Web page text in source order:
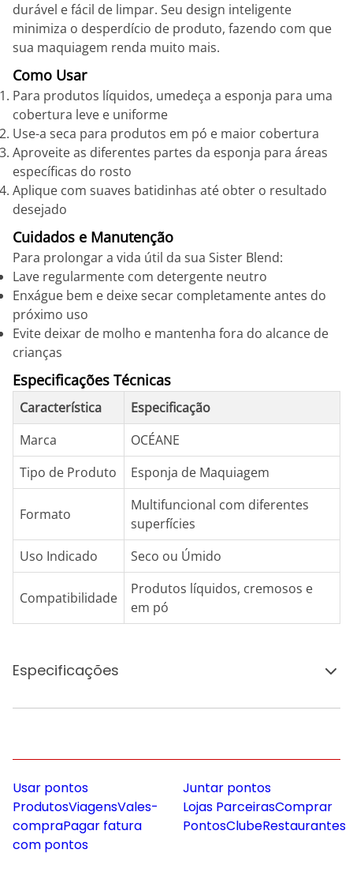
durável e fácil de limpar. Seu design inteligente
minimiza o desperdício de produto, fazendo com que
sua maquiagem renda muito mais.
Como Usar
Para produtos líquidos, umedeça a esponja para uma
cobertura leve e uniforme
Use-a seca para produtos em pó e maior cobertura
Aproveite as diferentes partes da esponja para áreas
específicas do rosto
Aplique com suaves batidinhas até obter o resultado
desejado
Cuidados e Manutenção
Para prolongar a vida útil da sua Sister Blend:
Lave regularmente com detergente neutro
Enxágue bem e deixe secar completamente antes do
próximo uso
Evite deixar de molho e mantenha fora do alcance de
crianças
Especificações Técnicas
Característica
Especificação
Marca
OCÉANE
Tipo de Produto
Esponja de Maquiagem
Formato
Multifuncional com diferentes
superfícies
Uso Indicado
Seco ou Úmido
Compatibilidade
Produtos líquidos, cremosos e
em pó
Especificações
Usar pontos
ProdutosViagensVales-
compraPagar fatura
com pontos
Juntar pontos
Lojas ParceirasComprar
PontosClubeRestaurantes